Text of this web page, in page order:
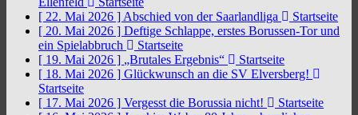
[ 22. Mai 2026 ] Abschied von der Saarlandliga
Startseite
[ 20. Mai 2026 ] Deftige Schlappe, erstes Borussen-Tor und
ein Spielabbruch
Startseite
[ 19. Mai 2026 ] „Brutales Ergebnis“
Startseite
[ 18. Mai 2026 ] Glückwunsch an die SV Elversberg!
Startseite
[ 17. Mai 2026 ] Vergesst die Borussia nicht!
Startseite